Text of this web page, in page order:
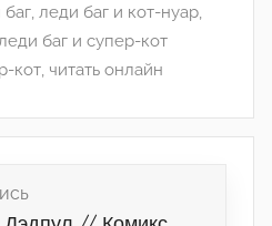
, леди баг и кот-нуар,
баг и супер-кот
кот, читать онлайн